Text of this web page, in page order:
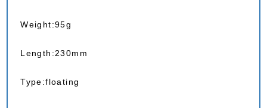
Weight:95g
Length:230mm
Type:floating